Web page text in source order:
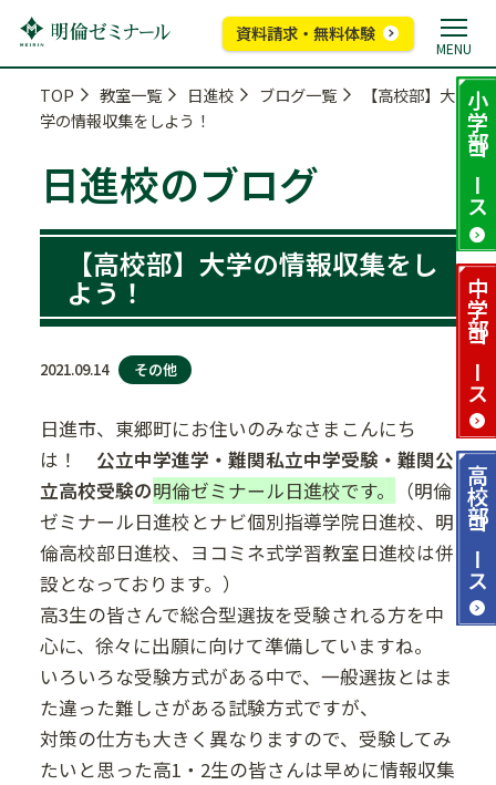
資料請求・無料体験
MENU
小学部
コース
中学部
コース
高校部
コース
TOP 教室一覧 日進校 ブログ一覧
【高校部】大
学の情報収集をしよう！
日進校のブログ
【高校部】大学の情報収集をし
よう！
2021.09.14 その他
日進市、東郷町にお住いのみなさまこんにち
は！ 公立中学進学・難関私立中学受験・難関公
立高校受験の明倫ゼミナール日進校です。
（明倫
ゼミナール日進校とナビ個別指導学院日進校、明
倫高校部日進校、ヨコミネ式学習教室日進校は併
設となっております。）
高3生の皆さんで総合型選抜を受験される方を中
心に、徐々に出願に向けて準備していますね。
いろいろな受験方式がある中で、一般選抜とはま
た違った難しさがある試験方式ですが、
対策の仕方も大きく異なりますので、受験してみ
たいと思った高1・2生の皆さんは早めに情報収集